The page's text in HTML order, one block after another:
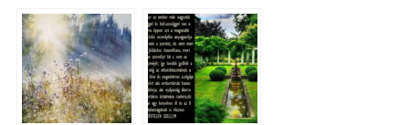
Szellemtől 16.